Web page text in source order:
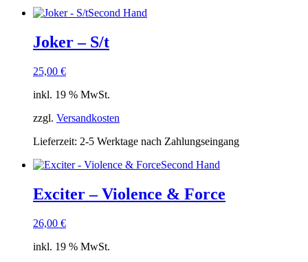
Second Hand
Joker – S/t
25,00 €
inkl. 19 % MwSt.
zzgl. Versandkosten
Lieferzeit: 2-5 Werktage nach Zahlungseingang
Second Hand
Exciter – Violence & Force
26,00 €
inkl. 19 % MwSt.